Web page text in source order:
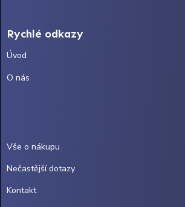
Rychlé odkazy
Úvod
O nás
Vše o nákupu
Nečastější dotazy
Kontakt